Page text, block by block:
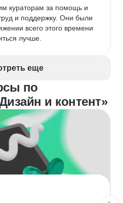
кураторам за помощь и
и поддержку. Они были
всего этого времени
лучше.
еще
по
и контент»